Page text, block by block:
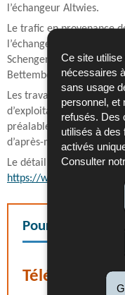
Ce site
nécessaires
sans usage
personnel, et
refusés. Des
utilisés à des
activés
Consulter
l’échangeur Altwies.
Le trafic en provenance
l’échangeur Mondorf est
Schengen, l’échangeur
Bettembourg et
Les travaux préparatifs
d’exploitation de
préalable, des
d’après-midi.
Le détail des fermetures
https://www.cita.lu/fr/
Pour en savoir